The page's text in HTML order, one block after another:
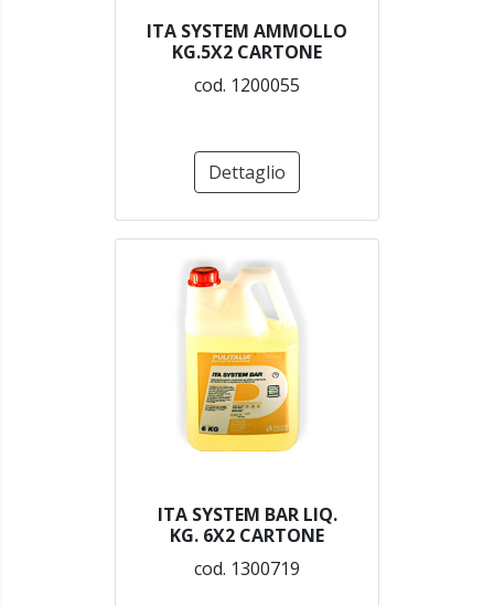
ITA SYSTEM AMMOLLO
KG.5X2 CARTONE
cod. 1200055
Dettaglio
ITA SYSTEM BAR LIQ.
KG. 6X2 CARTONE
cod. 1300719